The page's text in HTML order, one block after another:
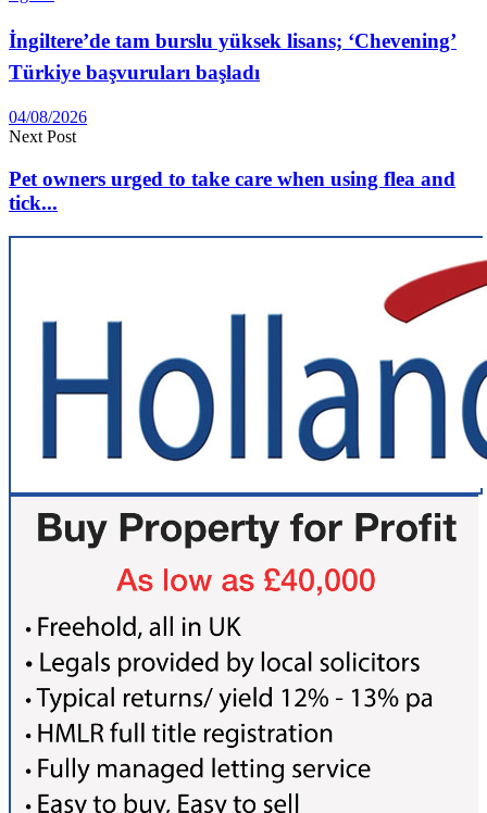
İngiltere’de tam burslu yüksek lisans; ‘Chevening’
Türkiye başvuruları başladı
04/08/2026
Next Post
Pet owners urged to take care when using flea and
tick...